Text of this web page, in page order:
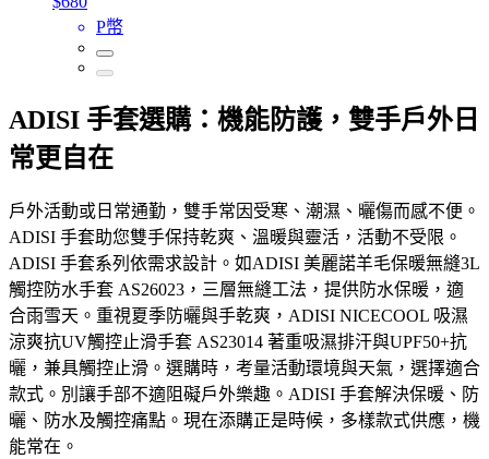
P幣
ADISI 手套選購：機能防護，雙手戶外日
常更自在
戶外活動或日常通勤，雙手常因受寒、潮濕、曬傷而感不便。
ADISI 手套助您雙手保持乾爽、溫暖與靈活，活動不受限。
ADISI 手套系列依需求設計。如ADISI 美麗諾羊毛保暖無縫3L
觸控防水手套 AS26023，三層無縫工法，提供防水保暖，適
合雨雪天。重視夏季防曬與手乾爽，ADISI NICECOOL 吸濕
涼爽抗UV觸控止滑手套 AS23014 著重吸濕排汗與UPF50+抗
曬，兼具觸控止滑。選購時，考量活動環境與天氣，選擇適合
款式。別讓手部不適阻礙戶外樂趣。ADISI 手套解決保暖、防
曬、防水及觸控痛點。現在添購正是時候，多樣款式供應，機
能常在。